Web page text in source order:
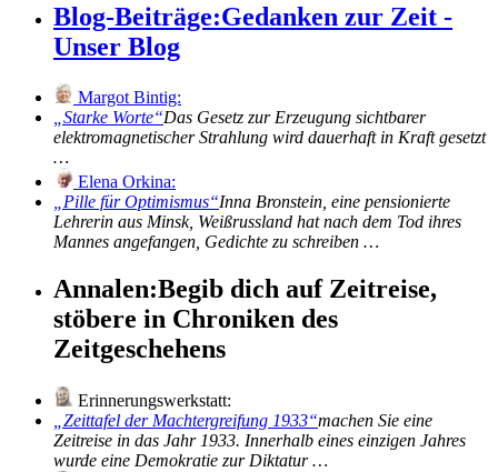
Blog-Beiträge:Gedanken zur Zeit -
Unser Blog
Margot Bintig:
Starke Worte Das Gesetz zur Erzeugung sichtbarer
elektromagnetischer Strahlung wird dauerhaft in Kraft gesetzt
…
Elena Orkina:
Pille für Optimismus Inna Bronstein, eine pensionierte
Lehrerin aus Minsk, Weißrussland hat nach dem Tod ihres
Mannes angefangen, Gedichte zu schreiben …
Annalen:Begib dich auf Zeitreise,
stöbere in Chroniken des
Zeitgeschehens
Erinnerungswerkstatt:
Zeittafel der Machtergreifung 1933 machen Sie eine
Zeitreise in das Jahr 1933. Innerhalb eines einzigen Jahres
wurde eine Demokratie zur Diktatur …